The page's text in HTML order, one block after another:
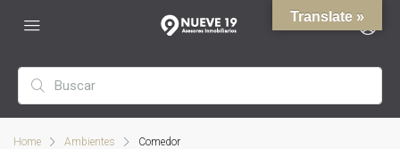
Home Ambientes Comedor
Translate »